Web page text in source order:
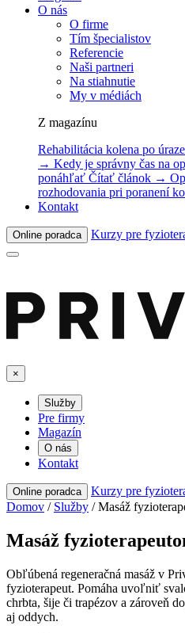
O nás
O firme
Tím špecialistov
Referencie
Naši partneri
Na stiahnutie
My v médiách
Z magazínu
Rehabilitácia kolena po
→ Kedy je správny čas na
ponáhľať Čítať článok →
rozhodovania pri poranení
Kontakt
Online poradca Kurzy pre
×
Služby
Pre firmy
Magazín
O nás
Kontakt
Online poradca
Kurzy pre
Domov / Služby /Masáž
Masáž
Obľúbená regeneračná masáž v
fyzioterapeut. Pomáha uvoľniť
chrbta, šije či trapézov a zároveň
aj oddych.